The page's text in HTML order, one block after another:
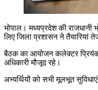
भोपाल। मध्यप्रदेश की राजधानी
लिए जिला प्रशासन ने तैयारियां
बैठक का आयोजन कलेक्टर प्रियंक
अधिकारी मौजूद रहे।
अभ्यर्थियों को सभी मूलभूत